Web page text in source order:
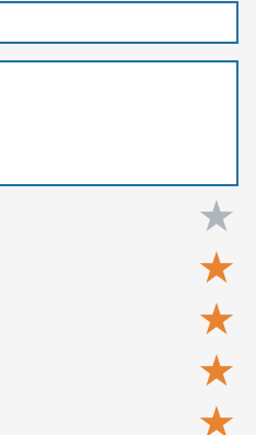
★
★
★
★
★